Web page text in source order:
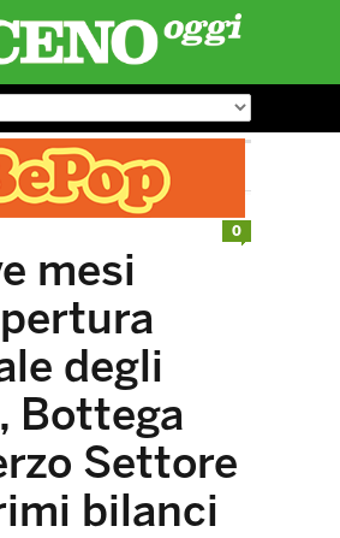
mesi
degli
Bottega
Settore
bilanci
0